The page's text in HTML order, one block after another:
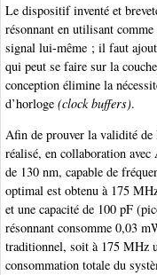
Le dispositif inventé et
résonnant en utilisant
signal lui-même ; il faut
qui peut se faire sur la
conception élimine la
d’horloge (clock buffers).
Afin de prouver la validité
réalisé, en collaboration
de 130 nm, capable de
optimal est obtenu à 175
et une capacité de 100 pF
résonnant consomme 0,03
traditionnel, soit à 175 MHz
consommation totale du